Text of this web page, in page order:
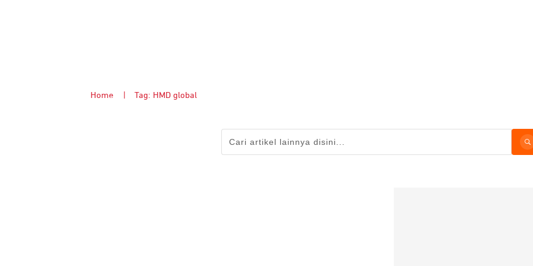
Home Tag: HMD global